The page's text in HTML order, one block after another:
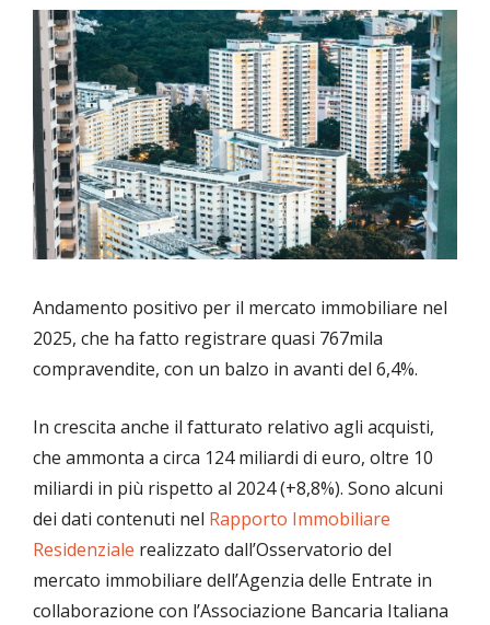
Andamento positivo per il mercato immobiliare nel
2025, che ha fatto registrare quasi 767mila
compravendite, con un balzo in avanti del 6,4%.
In crescita anche il fatturato relativo agli acquisti,
che ammonta a circa 124 miliardi di euro, oltre 10
miliardi in più rispetto al 2024 (+8,8%). Sono alcuni
dei dati contenuti nel Rapporto Immobiliare
Residenziale realizzato dall’Osservatorio del
mercato immobiliare dell’Agenzia delle Entrate in
collaborazione con l’Associazione Bancaria Italiana